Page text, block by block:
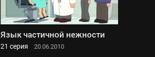
Язык частичной нежности
21 серия 20.06.2010